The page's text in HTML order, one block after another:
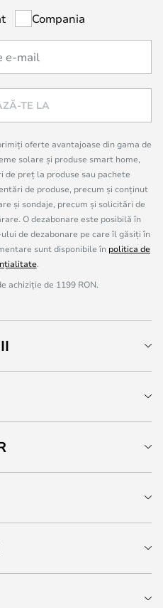
Compania
TE LA
oferte avantajoase din gama de
solare și produse smart home,
de preț la produse sau pachete
de produse, precum și conținut
și sondaje, precum și solicitări de
O dezabonare este posibilă în
de dezabonare pe care îl găsiți în
sunt disponibile în politica de
.
achiziție de 1199 RON.